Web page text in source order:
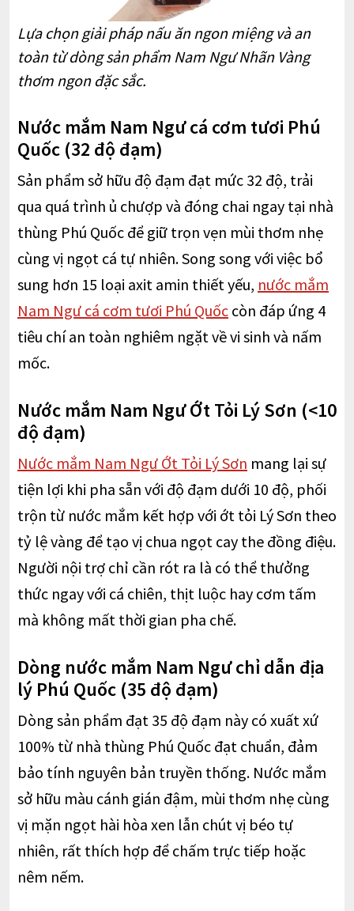
Lựa chọn giải pháp nấu ăn ngon miệng và an
toàn từ dòng sản phẩm Nam Ngư Nhãn Vàng
thơm ngon đặc sắc.
Nước mắm Nam Ngư cá cơm tươi Phú
Quốc (32 độ đạm)
Sản phẩm sở hữu độ đạm đạt mức 32 độ, trải
qua quá trình ủ chượp và đóng chai ngay tại nhà
thùng Phú Quốc để giữ trọn vẹn mùi thơm nhẹ
cùng vị ngọt cá tự nhiên. Song song với việc bổ
sung hơn 15 loại axit amin thiết yếu, nước mắm
Nam Ngư cá cơm tươi Phú Quốc còn đáp ứng 4
tiêu chí an toàn nghiêm ngặt về vi sinh và nấm
mốc.
Nước mắm Nam Ngư Ớt Tỏi Lý Sơn (<10
độ đạm)
Nước mắm Nam Ngư Ớt Tỏi Lý Sơn mang lại sự
tiện lợi khi pha sẵn với độ đạm dưới 10 độ, phối
trộn từ nước mắm kết hợp với ớt tỏi Lý Sơn theo
tỷ lệ vàng để tạo vị chua ngọt cay the đồng điệu.
Người nội trợ chỉ cần rót ra là có thể thưởng
thức ngay với cá chiên, thịt luộc hay cơm tấm
mà không mất thời gian pha chế.
Dòng nước mắm Nam Ngư chỉ dẫn địa
lý Phú Quốc (35 độ đạm)
Dòng sản phẩm đạt 35 độ đạm này có xuất xứ
100% từ nhà thùng Phú Quốc đạt chuẩn, đảm
bảo tính nguyên bản truyền thống. Nước mắm
sở hữu màu cánh gián đậm, mùi thơm nhẹ cùng
vị mặn ngọt hài hòa xen lẫn chút vị béo tự
nhiên, rất thích hợp để chấm trực tiếp hoặc
nêm nếm.